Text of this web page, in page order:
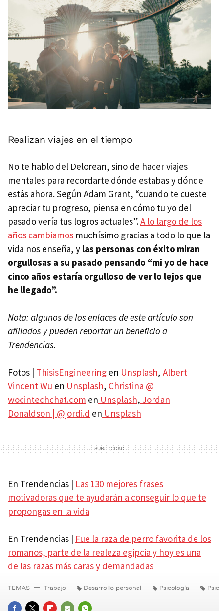
Realizan viajes en el tiempo
No te hablo del Delorean, sino de hacer viajes
mentales para recordarte dónde estabas y dónde
estás ahora. Según Adam Grant, “cuando te cueste
apreciar tu progreso, piensa en cómo tu yo del
pasado vería tus logros actuales”.A lo largo de los
años cambiamos muchísimo gracias a todo lo que la
vida nos enseña, y las personas con éxito miran
orgullosas a su pasado pensando “mi yo de hace
cinco años estaría orgulloso de ver lo lejos que
he llegado”.
Nota: algunos de los enlaces de este artículo son
afiliados y pueden reportar un beneficio a
Trendencias.
Fotos | ThisisEngineering en Unsplash, Albert
Vincent Wu en Unsplash, Christina @
wocintechchat.com en Unsplash, Jordan
Donaldson | @jordi.d en Unsplash
En Trendencias | Las 130 mejores frases
motivadoras que te ayudarán a conseguir lo que te
propongas en la vida
En Trendencias | Fue la raza de perro favorita de los
romanos, parte de la realeza egipcia y hoy es una
de las razas más caras y demandadas
TEMAS Trabajo Desarrollo personal Psicología